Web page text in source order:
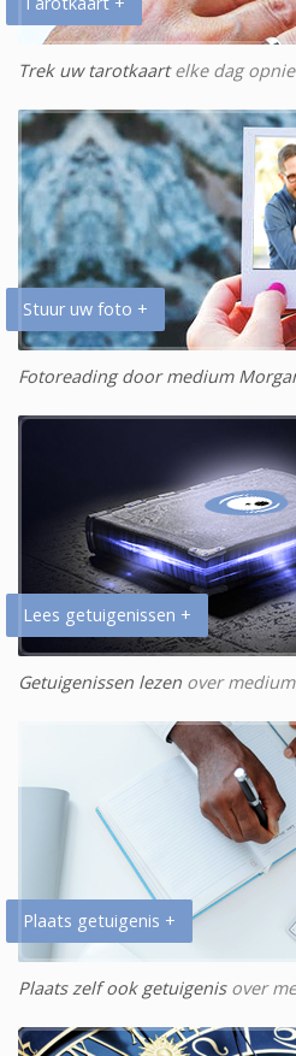
Trek uw tarotkaartelke dag
Stuur uw foto +
Fotoreading door medium
Lees getuigenissen +
Getuigenissen lezen over
Plaats getuigenis +
Plaats zelf ook getuigenisover